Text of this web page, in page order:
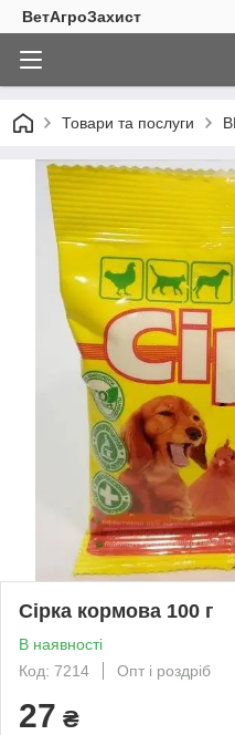
ВетАгроЗахист
Товари та послуги
Сірка кормова 100 г
В наявності
Код: 7214
Опт і роздріб
27 ₴